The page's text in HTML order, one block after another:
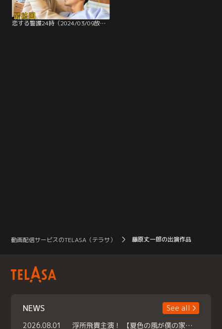
恋する警護24時（2024/03/09放送分）第09話（最終話）
動画配信サービスのTELASA（テラサ） 藤原丈一郎の出演作品
NEWS
See all
2026.08.01
浮所飛貴主演！ 【夏色の風が僕の家にやってきた】 本日よりテラサで独占配信スタート！